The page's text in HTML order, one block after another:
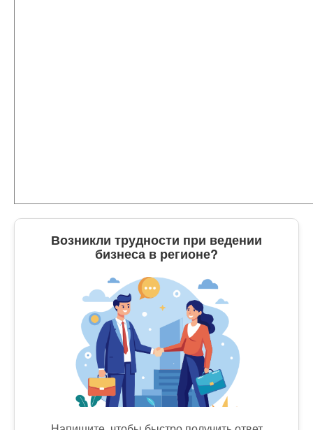
Возникли трудности при ведении
бизнеса в регионе?